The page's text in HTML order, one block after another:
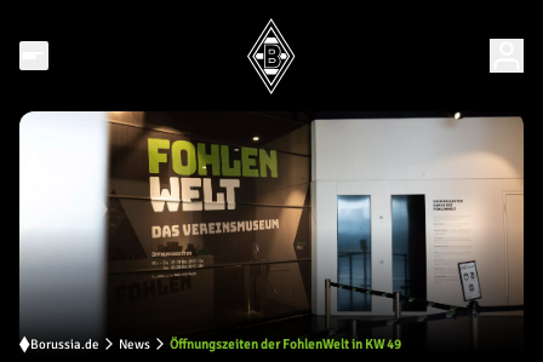
Borussia.de News Öffnungszeiten der FohlenWelt in KW 49